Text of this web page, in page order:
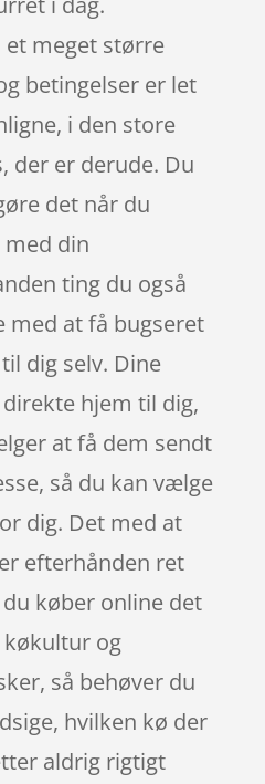
meget større
betingelser er let
i den store
der er derude. Du
det når du
din
ting du også
med at få bugseret
dig selv. Dine
hjem til dig,
at få dem sendt
så du kan vælge
dig. Det med at
efterhånden ret
køber online det
og
så behøver du
hvilken kø der
aldrig rigtigt